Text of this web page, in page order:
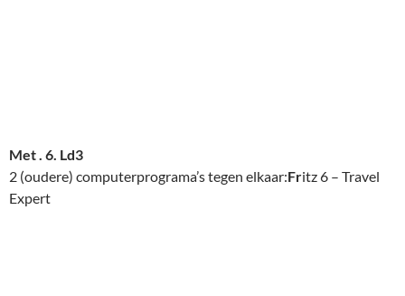
Met . 6. Ld3
2 (oudere) computerprograma’s tegen elkaar:Fritz 6 – Travel
Expert